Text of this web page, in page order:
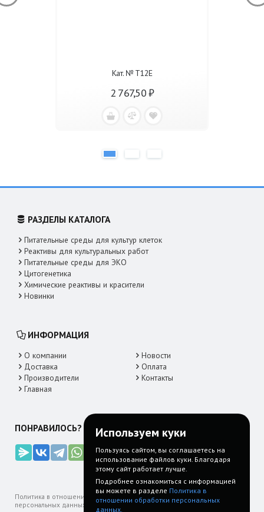
Используем куки
Пользуясь сайтом, вы соглашаетесь на
использование файлов куки. Благодаря
этому сайт работает лучше.
Подробнее ознакомиться с информацией
вы можете в разделе Политика в
отношении обработки персональных
данных.
Кат. № Т12Е
2 767,50 ₽
РАЗДЕЛЫ КАТАЛОГА
Питательные среды для культур клеток
Реактивы для культуральных работ
Питательные среды для ЭКО
Цитогенетика
Химические реактивы и красители
Новинки
ИНФОРМАЦИЯ
О компании
Новости
Доставка
Оплата
Производители
Контакты
Главная
ПОНРАВИЛОСЬ? ДЕЛИТЕСЬ!
Политика в отношении обработки
персональных данных
Пользовательское
соглашение
задаваемые